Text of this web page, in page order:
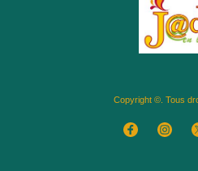
Copyright ©. Tous